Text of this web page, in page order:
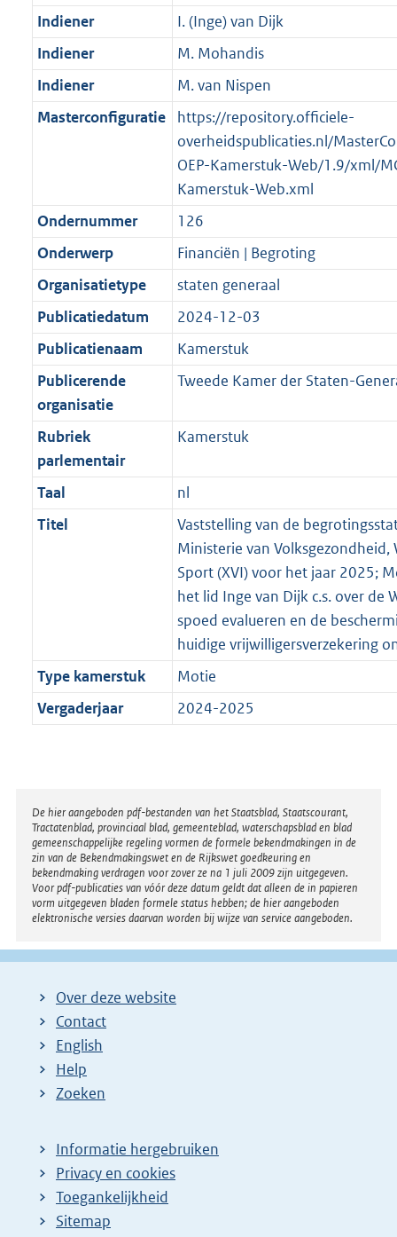
Indiener
I. (Inge) van Dijk
Indiener
M. Mohandis
Indiener
M. van Nispen
Masterconfiguratie
https://repository.officiele-
overheidspublicaties.nl/
OEP-Kamerstuk-Web/1.9/xml/
Kamerstuk-Web.xml
Ondernummer
126
Onderwerp
Financiën | Begroting
Organisatietype
staten generaal
Publicatiedatum
2024-12-03
Publicatienaam
Kamerstuk
Publicerende
organisatie
Tweede Kamer der Staten-
Rubriek
parlementair
Kamerstuk
Taal
nl
Titel
Vaststelling van de
Ministerie van Volksgezondheid,
Sport (XVI) voor het jaar 2025;
het lid Inge van Dijk c.s. over de
spoed evalueren en de
huidige vrijwilligersverzekering
Type kamerstuk
Motie
Vergaderjaar
2024-2025
Disclaimer
De hier aangeboden pdf-bestanden van het Staatsblad, Staatscourant,
Tractatenblad, provinciaal blad, gemeenteblad, waterschapsblad en blad
gemeenschappelijke regeling vormen de formele bekendmakingen in de
zin van de Bekendmakingswet en de Rijkswet goedkeuring en
bekendmaking verdragen voor zover ze na 1 juli 2009 zijn uitgegeven.
Voor pdf-publicaties van vóór deze datum geldt dat alleen de in papieren
vorm uitgegeven bladen formele status hebben; de hier aangeboden
elektronische versies daarvan worden bij wijze van service aangeboden.
Over deze website
Contact
English
Help
Zoeken
Informatie hergebruiken
Privacy en cookies
Toegankelijkheid
Sitemap